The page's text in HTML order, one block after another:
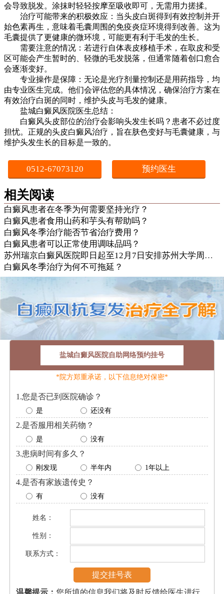
会导致脱发。涂抹时轻轻按摩至吸收即可，无需用力搓揉。
治疗可能带来的积极效应：当头皮白斑得到有效控制并开
始色素再生，意味着毛囊周围的免疫炎症环境得到改善。这为
毛囊提供了更健康的微环境，可能更有利于毛发的生长。
需要注意的情况：若进行自体表皮移植手术，在取皮和受
区可能会产生暂时的、轻微的毛发脱落，但通常随着创口愈合
会逐渐变好。
专业操作是保障：无论是光疗剂量控制还是用药指导，均
由专业医生完成。他们会评估您的具体情况，确保治疗方案在
有效治疗白斑的同时，维护头皮与毛发的健康。
盐城白癜风医院医生总结：
白癜风头皮部位的治疗会影响头发生长吗？患者不必过度
担忧。正规的头皮白癜风治疗，旨在肤色变好与毛囊健康，与
维护头发生长的目标是一致的。
0512-67073120 预约医生
相关阅读
白癜风患者在冬季为何需要坚持光疗？
白癜风患者食用山药和芋头有帮助吗？
白癜风冬季治疗能否节省治疗费用？
白癜风患者可以正常使用调味品吗？
苏州瑞京白癜风医院即日起至12月7日安排苏州大学周珏伟
白癜风冬季治疗为何不可拖延？
盐城白癜风医院自助网络预约挂号
*院方郑重承诺，以下信息绝对保密*
1.您是否已到医院确诊？
是 还没有
2.是否服用相关药物？
是 没有
3.患病时间有多久？
刚发现 半年内 1年以上
4.是否有家族遗传史？
有 没有
姓名：
性别：
联系方式：
温馨提示：您所填的信息我们将及时反馈给医生进行